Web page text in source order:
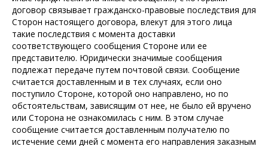
договор связывает гражданско-правовые последствия для
Сторон настоящего договора, влекут для этого лица
такие последствия с момента доставки
соответствующего сообщения Стороне или ее
представителю. Юридически значимые сообщения
подлежат передаче путем почтовой связи. Сообщение
считается доставленным и в тех случаях, если оно
поступило Стороне, которой оно направлено, но по
обстоятельствам, зависящим от нее, не было ей вручено
или Сторона не ознакомилась с ним. В этом случае
сообщение считается доставленным получателю по
истечение семи дней с момента его направления заказным